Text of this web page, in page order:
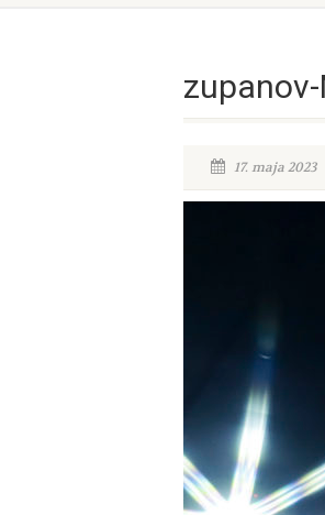
zupanov-
17. maja 2023